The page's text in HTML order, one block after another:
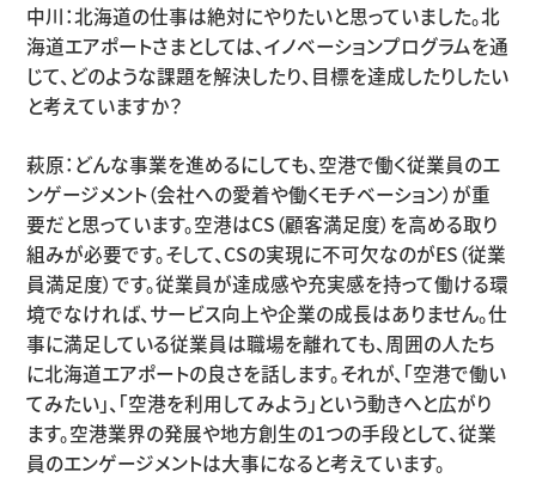
中川：北海道の仕事は絶対にやりたいと思っていました。北
海道エアポートさまとしては、イノベーションプログラムを通
じて、どのような課題を解決したり、目標を達成したりしたい
と考えていますか？
萩原：どんな事業を進めるにしても、空港で働く従業員のエ
ンゲージメント（会社への愛着や働くモチベーション）が重
要だと思っています。空港はCS（顧客満足度）を高める取り
組みが必要です。そして、CSの実現に不可欠なのがES（従業
員満足度）です。従業員が達成感や充実感を持って働ける環
境でなければ、サービス向上や企業の成長はありません。仕
事に満足している従業員は職場を離れても、周囲の人たち
に北海道エアポートの良さを話します。それが、「空港で働い
てみたい」、「空港を利用してみよう」という動きへと広がり
ます。空港業界の発展や地方創生の1つの手段として、従業
員のエンゲージメントは大事になると考えています。